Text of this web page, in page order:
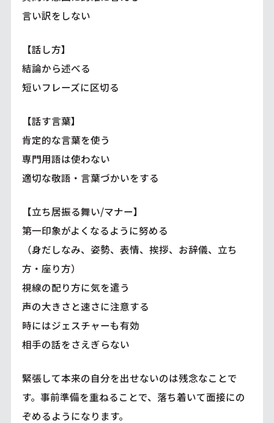
言い訳をしない
【話し方】
結論から述べる
短いフレーズに区切る
【話す言葉】
肯定的な言葉を使う
専門用語は使わない
適切な敬語・言葉づかいをする
【立ち居振る舞い/マナー】
第一印象がよくなるように努める
（身だしなみ、姿勢、表情、挨拶、お辞儀、立ち
方・座り方）
視線の配り方に気を遣う
声の大きさと速さに注意する
時にはジェスチャーも有効
相手の話をさえぎらない
緊張して本来の自分を出せないのは残念なことで
す。事前準備を重ねることで、落ち着いて面接にの
ぞめるようになります。